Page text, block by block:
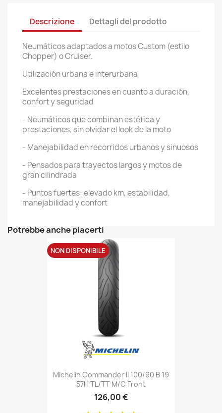
Descrizione Dettagli del prodotto
Neumáticos adaptados a motos Custom (estilo
Chopper) o Cruiser.
Utilización urbana e interurbana
Excelentes prestaciones en cuanto a duración,
confort y seguridad
- Neumáticos que combinan estética y
prestaciones, sin olvidar el look de la moto
- Manejabilidad en recorridos urbanos y sinuosos
- Pensados para trayectos largos y motos de
gran cilindrada
- Puntos fuertes: elevado km, estabilidad,
manejabilidad y confort
Potrebbe anche piacerti
Michelin Commander II 100/90 B 19
57H TL/TT M/C Front
126,00 €
NON DISPONIBILE